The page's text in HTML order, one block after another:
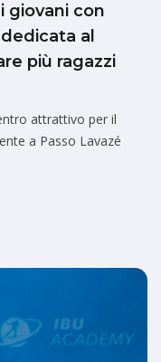
giovani con
al
più ragazzi
attrattivo per il
a Passo Lavazé